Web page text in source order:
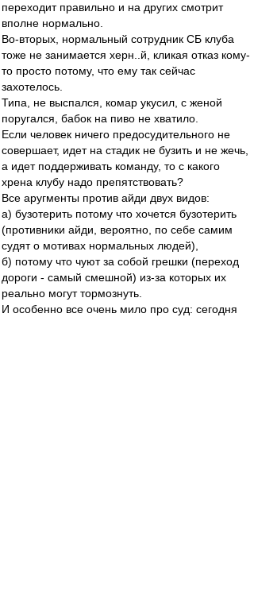
переходит правильно и на других смотрит
вполне нормально.
Во-вторых, нормальный сотрудник СБ клуба
тоже не занимается херн..й, кликая отказ кому-
то просто потому, что ему так сейчас
захотелось.
Типа, не выспался, комар укусил, с женой
поругался, бабок на пиво не хватило.
Если человек ничего предосудительного не
совершает, идет на стадик не бузить и не жечь,
а идет поддерживать команду, то с какого
хрена клубу надо препятствовать?
Все аругменты против айди двух видов:
а) бузотерить потому что хочется бузотерить
(противники айди, вероятно, по себе самим
судят о мотивах нормальных людей),
б) потому что чуют за собой грешки (переход
дороги - самый смешной) из-за которых их
реально могут тормознуть.
И особенно все очень мило про суд: сегодня